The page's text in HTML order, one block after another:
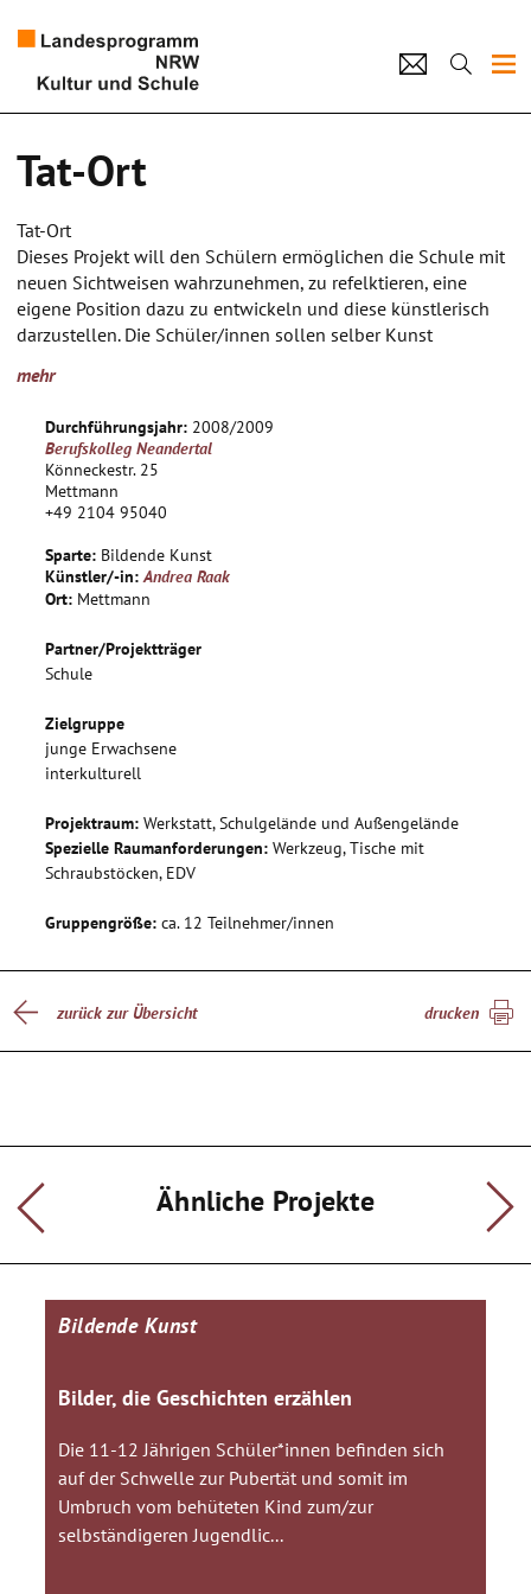
Künstlerpool
Schulen
Kultur und Schule
Tat-Ort
Tat-Ort
Dieses Projekt will den Schülern ermöglichen die Schule mit
neuen Sichtweisen wahrzunehmen, zu refelktieren, eine
eigene Position dazu zu entwickeln und diese künstlerisch
darzustellen. Die Schüler/innen sollen selber Kunst
Richtlinien und Vargaben wahrgenommen haben. Sie sollen
gestalterisch ausdrücken. Dies kann mit den verschiedensten
Techniken geschehen.
mehr
Durchführungsjahr: 2008/2009
Berufskolleg Neandertal
Könneckestr. 25
Mettmann
+49 2104 95040
Sparte: Bildende Kunst
Künstler/-in: Andrea Raak
Ort: Mettmann
Partner/Projektträger
Schule
Zielgruppe
junge Erwachsene
interkulturell
Projektraum: Werkstatt, Schulgelände und Außengelände
Spezielle Raumanforderungen: Werkzeug, Tische mit
Schraubstöcken, EDV
Gruppengröße: ca. 12 Teilnehmer/innen
zurück zur Übersicht drucken
Ähnliche Projekte
Bildende Kunst
Bilder, die Geschichten erzählen
Die 11-12 Jährigen Schüler*innen befinden sich
auf der Schwelle zur Pubertät und somit im
Umbruch vom behüteten Kind zum/zur
selbständigeren Jugendlic...